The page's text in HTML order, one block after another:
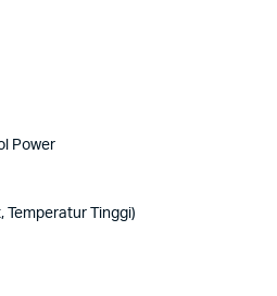
Power
Temperatur Tinggi)